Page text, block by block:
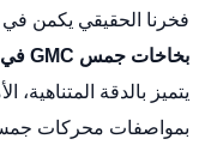
فخرنا الحقيقي يكمن في
بخاخات جمس GMC في الكويت – خبرة واحترافية
يتميز بالدقة المتناهية،